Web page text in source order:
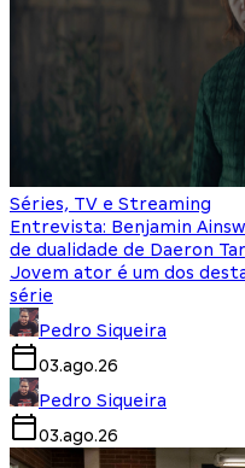
Séries, TV e Streaming
Entrevista: Benjamin
de dualidade de Daeron
Jovem ator é um dos
série
Pedro Siqueira
03.ago.26
Pedro Siqueira
03.ago.26